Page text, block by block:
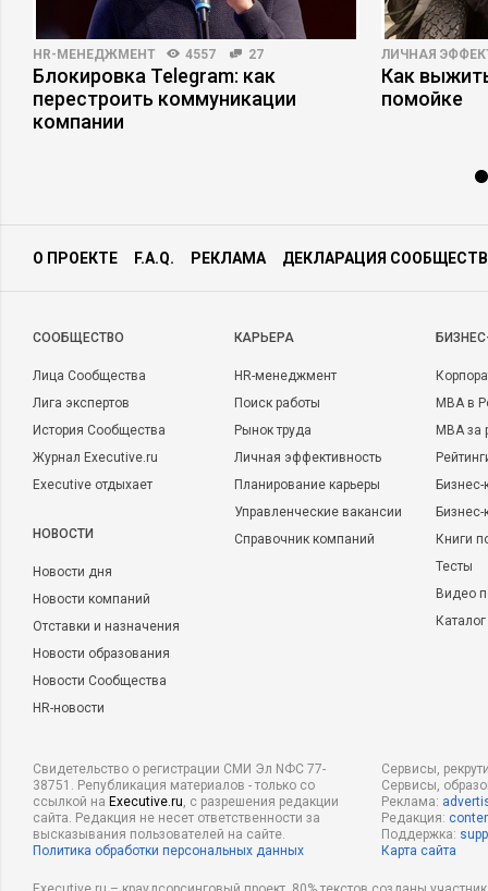
HR-МЕНЕДЖМЕНТ 4557 27
Блокировка Telegram: как
перестроить коммуникации
компании
ЛИЧНАЯ
Как
помойке
О ПРОЕКТЕ F.A.Q. РЕКЛАМА ДЕКЛАРАЦИЯ
CООБЩЕСТВО
Лица Сообщества
Лига экспертов
История Сообщества
Журнал Executive.ru
Executive отдыхает
НОВОСТИ
Новости дня
Новости компаний
Отставки и назначения
Новости образования
Новости Сообщества
HR-новости
КАРЬЕРА
HR-менеджмент
Поиск работы
Рынок труда
Личная эффективность
Планирование карьеры
Управленческие вакансии
Справочник компаний
MBA в
MBA
Бизнес-
Книги
Тесты
Видео
Свидетельство о регистрации СМИ Эл NФС 77-
38751. Републикация материалов - только со
ссылкой на Executive.ru, с разрешения редакции
сайта. Редакция не несет ответственности за
высказывания пользователей на сайте.
Политика обработки персональных данных
Сервисы,
Сервисы,
Реклама:
Редакция:
Поддержка:
Карта сайта